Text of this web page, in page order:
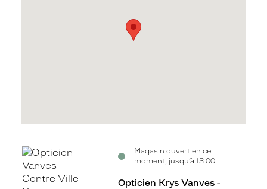
Magasin ouvert en ce
moment, jusqu’à 13:00
Voir
la
fiche
Opticien Krys Vanves -